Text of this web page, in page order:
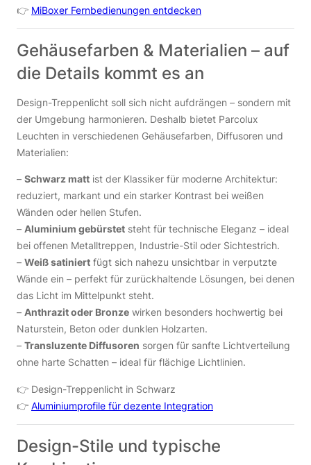
👉 MiBoxer Fernbedienungen entdecken
Gehäusefarben & Materialien – auf
die Details kommt es an
Design-Treppenlicht soll sich nicht aufdrängen – sondern mit
der Umgebung harmonieren. Deshalb bietet Parcolux
Leuchten in verschiedenen Gehäusefarben, Diffusoren und
Materialien:
– Schwarz matt ist der Klassiker für moderne Architektur:
reduziert, markant und ein starker Kontrast bei weißen
Wänden oder hellen Stufen.
– Aluminium gebürstet steht für technische Eleganz – ideal
bei offenen Metalltreppen, Industrie-Stil oder Sichtestrich.
– Weiß satiniert fügt sich nahezu unsichtbar in verputzte
Wände ein – perfekt für zurückhaltende Lösungen, bei denen
das Licht im Mittelpunkt steht.
– Anthrazit oder Bronze wirken besonders hochwertig bei
Naturstein, Beton oder dunklen Holzarten.
– Transluzente Diffusoren sorgen für sanfte Lichtverteilung
ohne harte Schatten – ideal für flächige Lichtlinien.
👉 Design-Treppenlicht in Schwarz
👉 Aluminiumprofile für dezente Integration
Design-Stile und typische